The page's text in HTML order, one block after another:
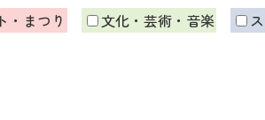
・まつり 文化・芸術・音楽